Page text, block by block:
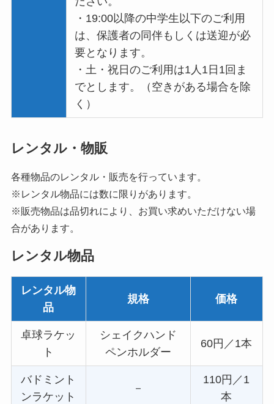
・19:00以降の中学生以下のご利用
は、保護者の同伴もしくは送迎が必
要となります。
・土・祝日のご利用は1人1日1回ま
でとします。（空きがある場合を除
く）
レンタル・物販
各種物品のレンタル・販売を行っています。
※レンタル物品には数に限りがあります。
※販売物品は品切れにより、お買い求めいただけない場
合があります。
レンタル物品
レンタル物
品
規格 価格
卓球ラケッ
ト
シェイクハンド
ペンホルダー
60円／1本
バドミント
ンラケット
－
110円／1
本